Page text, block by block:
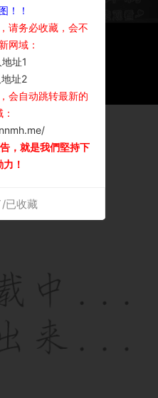
！！
请务必收藏，会不
网域：
址1
址2
会自动跳转最新的
，就是我們堅持下
！
已收藏